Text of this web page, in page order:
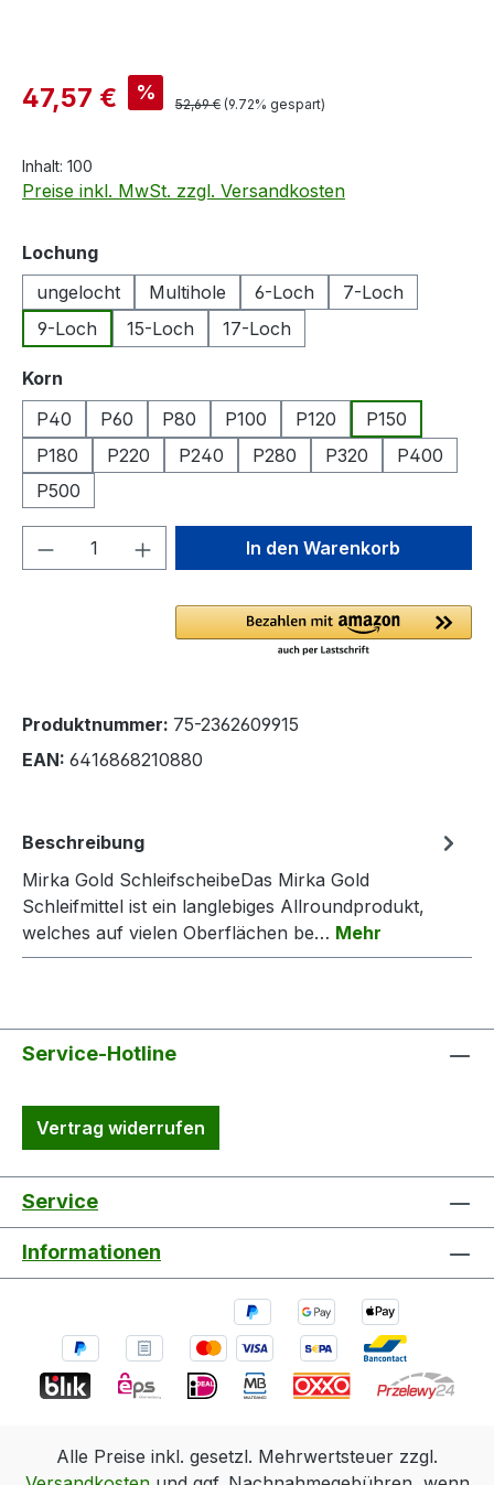
Verkaufspreis:
47,57 € % Regulärer Preis:
52,69 € (9.72% gespart)
Inhalt: 100
Preise inkl. MwSt. zzgl. Versandkosten
Lochungauswählen
ungelocht
Multihole 6-Loch
7-Loch
9-Loch
15-Loch 17-Loch
Korn
P40
P60 P80 P100 P120
P150
P180
P220 P240 P280 P320
P400
P500
Produkt Anzahl: Gib denIn den Warenkorb
Produktnummer: 75-2362609915
EAN: 6416868210880
Beschreibung
Mirka Gold SchleifscheibeDas Mirka Gold
Schleifmittel ist ein langlebiges Allroundprodukt,
welches auf vielen Oberflächen be… Mehr
Service-Hotline
Vertrag widerrufen
Service
Informationen
Alle Preise inkl. gesetzl. Mehrwertsteuer zzgl.